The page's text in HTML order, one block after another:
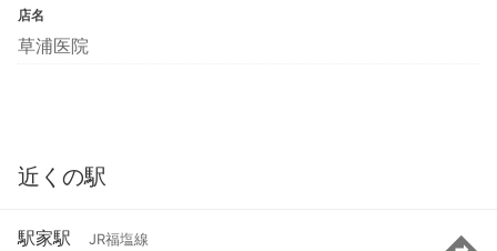
店名
草浦医院
近くの駅
駅家駅 JR福塩線